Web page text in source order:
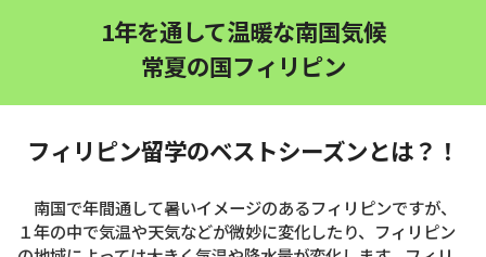
1年を通して温暖な南国気候
常夏の国フィリピン
フィリピン留学のベストシーズンとは？！
南国で年間通して暑いイメージのあるフィリピンですが、
１年の中で気温や天気などが微妙に変化したり、フィリピン